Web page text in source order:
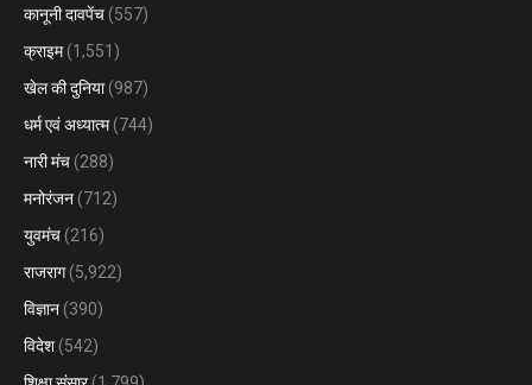
कानूनी दावपेंच (557)
क्राइम(1,551)
खेल की दुनिया(987)
धर्म एवं अध्यात्म(744)
नारी मंच (288)
मनोरंजन (712)
युवमंच (216)
राजराग(5,922)
विज्ञान (390)
विदेश (542)